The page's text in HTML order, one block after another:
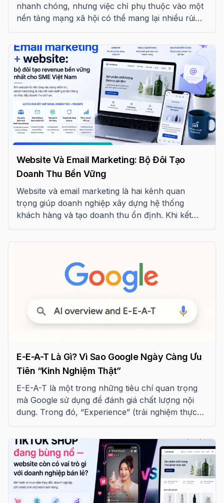
nhanh chóng, nhưng việc chỉ phụ thuộc vào một
nền tảng mạng xã hội có thể mang lại nhiều rủi
vững.
Website Và Email Marketing: Bộ Đôi Tạo
Doanh Thu Bền Vững
Website và email marketing là hai kênh quan
trọng giúp doanh nghiệp xây dựng hệ thống
khách hàng và tạo doanh thu ổn định. Khi kết
E-E-A-T Là Gì? Vì Sao Google Ngày Càng Ưu
Tiên “Kinh Nghiệm Thật”
E-E-A-T là một trong những tiêu chí quan trọng
mà Google sử dụng để đánh giá chất lượng nội
dung. Trong đó, “Experience” (trải nghiệm thực